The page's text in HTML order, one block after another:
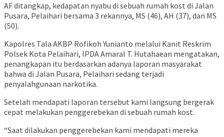
AF ditangkap, kedapatan nyabu di sebuah rumah kost di Jalan
Pusara, Pelaihari bersama 3 rekannya, MS (46), AH (37), dan MS
(50).
Kapolres Tala AKBP Rofikoh Yunianto melalui Kanit Reskrim
Polsek Kota Pelaihari, IPDA Amaral T. Hutahaean mengatakan,
penangkapan itu berdasarkan adanya laporan masyarakat
bahwa di Jalan Pusara, Pelaihari sedang terjadi
penyalahgunaan narkotika.
Setelah mendapati laporan tersebut kami langsung bergerak
cepat melakukan penggerebekan di sebuah rumah kost.
“Saat dilakukan penggerebekan kami mendapati mereka